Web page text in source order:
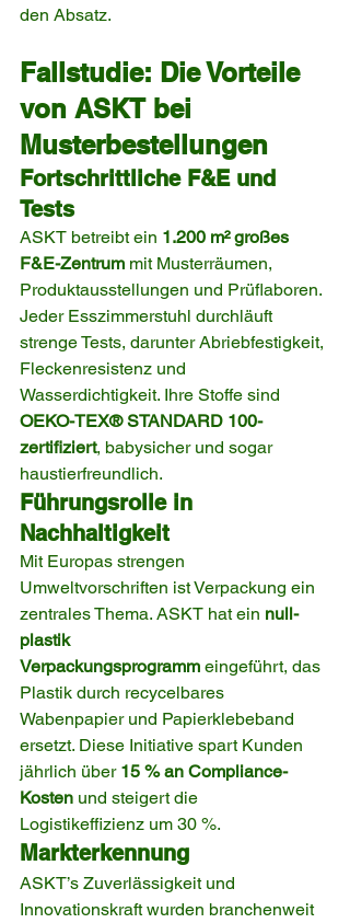
den Absatz.
Fallstudie: Die Vorteile
von ASKT bei
Musterbestellungen
Fortschrittliche F&E und
Tests
ASKT betreibt ein 1.200 m² großes
F&E-Zentrum mit Musterräumen,
Produktausstellungen und Prüflaboren.
Jeder Esszimmerstuhl durchläuft
strenge Tests, darunter Abriebfestigkeit,
Fleckenresistenz und
Wasserdichtigkeit. Ihre Stoffe sind
OEKO-TEX® STANDARD 100-
zertifiziert, babysicher und sogar
haustierfreundlich.
Führungsrolle in
Nachhaltigkeit
Mit Europas strengen
Umweltvorschriften ist Verpackung ein
zentrales Thema. ASKT hat ein null-
plastik
Verpackungsprogramm eingeführt, das
Plastik durch recycelbares
Wabenpapier und Papierklebeband
ersetzt. Diese Initiative spart Kunden
jährlich über 15 % an Compliance-
Kosten und steigert die
Logistikeffizienz um 30 %.
Markterkennung
ASKT’s Zuverlässigkeit und
Innovationskraft wurden branchenweit